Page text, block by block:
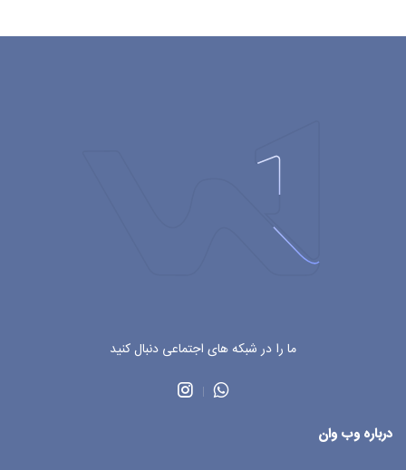
درباره وب وان
ما را در شبکه های اجتماعی دنبال کنید